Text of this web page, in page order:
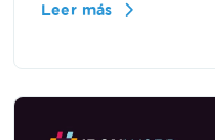
Leer más